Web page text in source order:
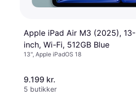
Apple iPad Air M3 (2025), 13-
inch, Wi-Fi, 512GB Blue
13", Apple iPadOS 18
9.199 kr.
5 butikker